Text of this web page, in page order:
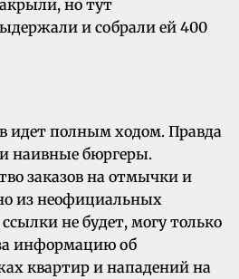
но тут
и собрали ей 400
идет полным ходом. Правда
наивные бюргеры.
заказов на отмычки и
из неофициальных
не будет, могу только
информацию об
квартир и нападений на